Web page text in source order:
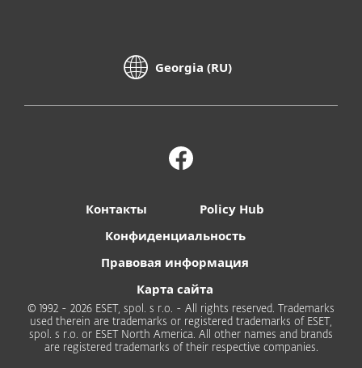
Georgia (RU)
Контакты
Policy Hub
Конфиденциальность
Правовая информация
Карта сайта
© 1992 - 2026 ESET, spol. s r.o. - All rights reserved. Trademarks
used therein are trademarks or registered trademarks of ESET,
spol. s r.o. or ESET North America. All other names and brands
are registered trademarks of their respective companies.